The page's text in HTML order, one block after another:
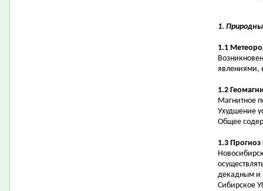
1.
1.1
явлениями,
1.2
Магнитное
Ухудшение
Общее
1.3 Прогноз
декадным и
Сибирское